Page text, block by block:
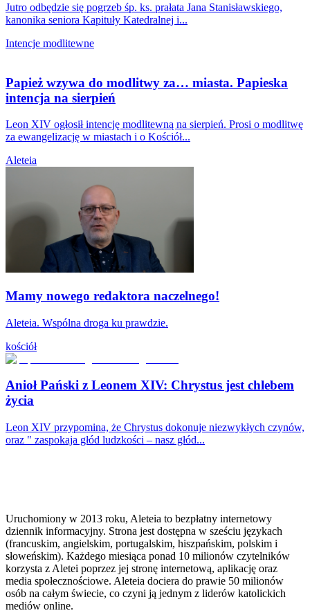
Jutro odbędzie się pogrzeb śp. ks. prałata Jana Stanisławskiego,
kanonika seniora Kapituły Katedralnej i...
Intencje modlitewne
Papież wzywa do modlitwy za… miasta. Papieska
intencja na sierpień
Leon XIV ogłosił intencję modlitewną na sierpień. Prosi o modlitwę
za ewangelizację w miastach i o Kościół...
Aleteia
Mamy nowego redaktora naczelnego!
Aleteia. Wspólna droga ku prawdzie.
kościół
Anioł Pański z Leonem XIV: Chrystus jest chlebem
życia
Leon XIV przypomina, że Chrystus dokonuje niezwykłych czynów,
oraz " zaspokaja głód ludzkości – nasz głód...
Uruchomiony w 2013 roku, Aleteia to bezpłatny internetowy
dziennik informacyjny. Strona jest dostępna w sześciu językach
(francuskim, angielskim, portugalskim, hiszpańskim, polskim i
słoweńskim). Każdego miesiąca ponad 10 milionów czytelników
korzysta z Aletei poprzez jej stronę internetową, aplikację oraz
media społecznościowe. Aleteia dociera do prawie 50 milionów
osób na całym świecie, co czyni ją jednym z liderów katolickich
mediów online.